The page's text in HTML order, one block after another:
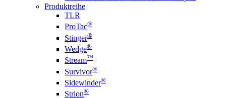
Produktreihe
TLR
ProTac®
Stinger®
Wedge®
Stream™
Survivor®
Sidewinder®
Strion®